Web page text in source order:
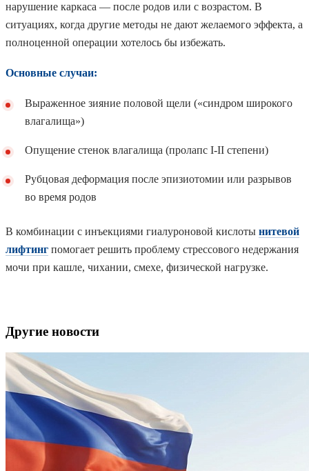
нарушение каркаса — после родов или с возрастом. В
ситуациях, когда другие методы не дают желаемого эффекта, а
полноценной операции хотелось бы избежать.
Основные случаи:
Выраженное зияние половой щели («синдром широкого
влагалища»)
Опущение стенок влагалища (пролапс I-II степени)
Рубцовая деформация после эпизиотомии или разрывов
во время родов
В комбинации с инъекциями гиалуроновой кислоты нитевой
лифтинг помогает решить проблему стрессового недержания
мочи при кашле, чихании, смехе, физической нагрузке.
Другие новости